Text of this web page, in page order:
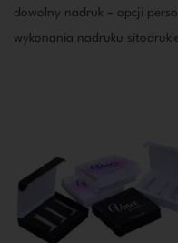
dowolny nadruk – opcji
wykonania nadruku